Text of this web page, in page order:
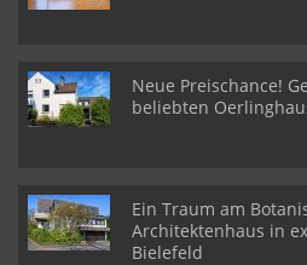
Neue Preischance!
beliebten
Ein Traum am
Architektenhaus in
Bielefeld